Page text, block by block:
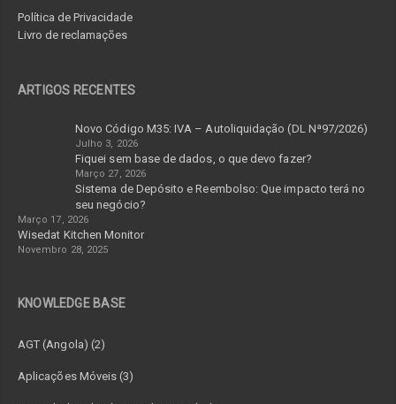
Política de Privacidade
Livro de reclamações
ARTIGOS RECENTES
Novo Código M35: IVA – Autoliquidação (DL Nª97/2026)
Julho 3, 2026
Fiquei sem base de dados, o que devo fazer?
Março 27, 2026
Sistema de Depósito e Reembolso: Que impacto terá no
seu negócio?
Março 17, 2026
Wisedat Kitchen Monitor
Novembro 28, 2025
KNOWLEDGE BASE
AGT (Angola) (2)
Aplicações Móveis (3)